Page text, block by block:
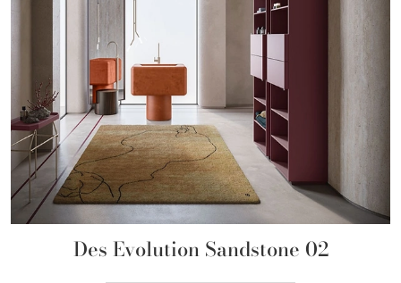
Des Evolution Sandstone 02